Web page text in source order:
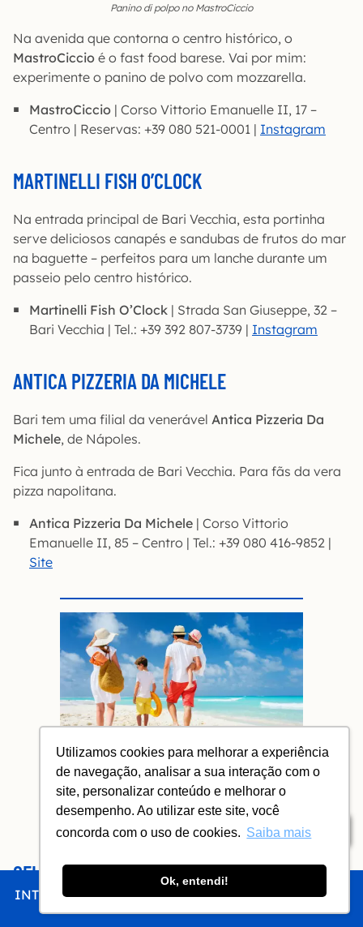
Utilizamos cookies para melhorar a experiência
de navegação, analisar a sua interação com o
site, personalizar conteúdo e melhorar o
desempenho. Ao utilizar este site, você
concorda com o uso de cookies. Saiba mais
Ok, entendi!
INTRO CHEGAR FICAR COMER FAZER
Índice
Panino di polpo no MastroCiccio
Na avenida que contorna o centro histórico, o
MastroCiccio é o fast food barese. Vai por mim:
experimente o panino de polvo com mozzarella.
MastroCiccio | Corso Vittorio Emanuelle II, 17 –
Centro | Reservas: +39 080 521-0001 | Instagram
MARTINELLI FISH O’CLOCK
Na entrada principal de Bari Vecchia, esta portinha
serve deliciosos canapés e sandubas de frutos do mar
na baguette – perfeitos para um lanche durante um
passeio pelo centro histórico.
Martinelli Fish O’Clock | Strada San Giuseppe, 32 –
Bari Vecchia | Tel.: +39 392 807-3739 | Instagram
ANTICA PIZZERIA DA MICHELE
Bari tem uma filial da venerável Antica Pizzeria Da
Michele, de Nápoles.
Fica junto à entrada de Bari Vecchia. Para fãs da vera
pizza napolitana.
Antica Pizzeria Da Michele | Corso Vittorio
Emanuelle II, 85 – Centro | Tel.: +39 080 416-9852 |
Site
Viaje tranquilo no exterior com o
Seguro Viagem Bradesco.
Simule e Contrate
GELATERIA GENTILE